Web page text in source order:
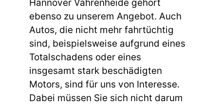
Hannover Vahrenheide gehört
ebenso zu unserem Angebot. Auch
Autos, die nicht mehr fahrtüchtig
sind, beispielsweise aufgrund eines
Totalschadens oder eines
insgesamt stark beschädigten
Motors, sind für uns von Interesse.
Dabei müssen Sie sich nicht darum